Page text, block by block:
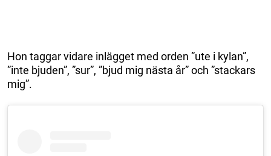
Hon taggar vidare inlägget med orden ”ute i kylan”,
”inte bjuden”, ”sur”, ”bjud mig nästa år” och ”stackars
mig”.